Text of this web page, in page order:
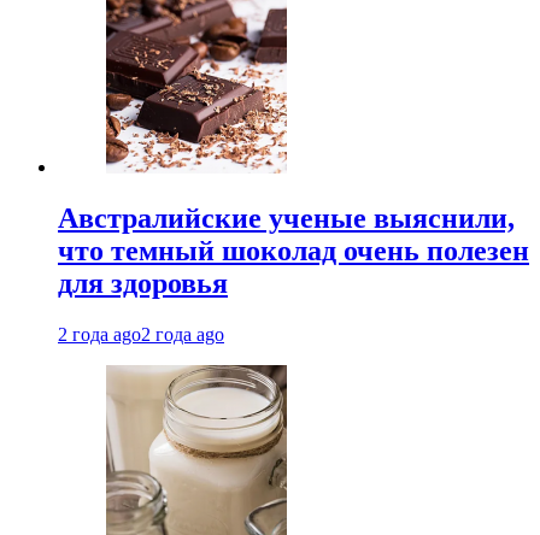
Австралийские ученые выяснили,
что темный шоколад очень полезен
для здоровья
2 года ago2 года ago